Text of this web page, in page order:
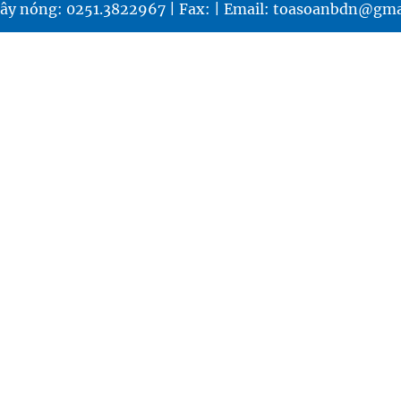
nóng: 0251.3822967 | Fax: | Email: